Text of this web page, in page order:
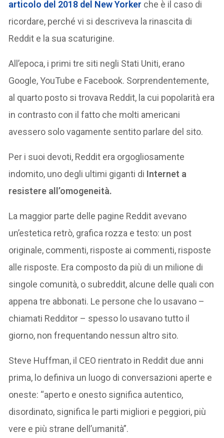
articolo del 2018 del New Yorker che è il caso di
ricordare, perché vi si descriveva la rinascita di
Reddit e la sua scaturigine.
All’epoca, i primi tre siti negli Stati Uniti, erano
Google, YouTube e Facebook. Sorprendentemente,
al quarto posto si trovava Reddit, la cui popolarità era
in contrasto con il fatto che molti americani
avessero solo vagamente sentito parlare del sito.
Per i suoi devoti, Reddit era orgogliosamente
indomito, uno degli ultimi giganti di Internet a
resistere all’omogeneità.
La maggior parte delle pagine Reddit avevano
un’estetica retrò, grafica rozza e testo: un post
originale, commenti, risposte ai commenti, risposte
alle risposte. Era composto da più di un milione di
singole comunità, o subreddit, alcune delle quali con
appena tre abbonati. Le persone che lo usavano –
chiamati Redditor – spesso lo usavano tutto il
giorno, non frequentando nessun altro sito.
Steve Huffman, il CEO rientrato in Reddit due anni
prima, lo definiva un luogo di conversazioni aperte e
oneste: “aperto e onesto significa autentico,
disordinato, significa le parti migliori e peggiori, più
vere e più strane dell’umanità”.